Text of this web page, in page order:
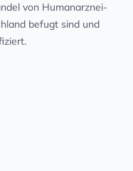
von Human­arz­nei­
befugt sind und